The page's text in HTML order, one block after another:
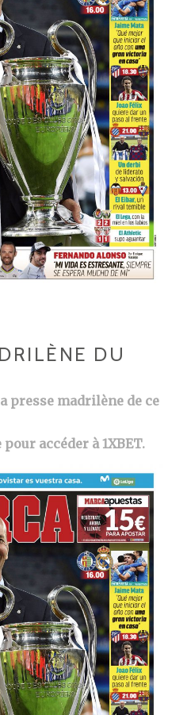
DU
presse madrilène de ce
accéder à 1XBET.